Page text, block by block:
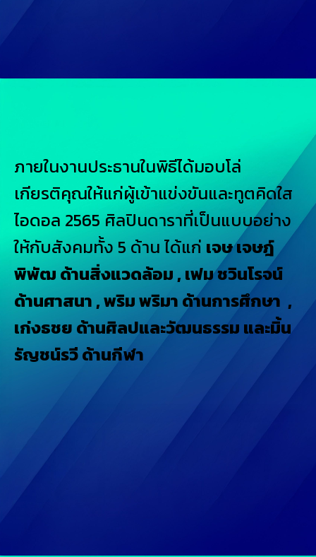
ภายในงานประธานในพิธีได้มอบโล่
เกียรติคุณให้แก่ผู้เข้าแข่งขันและทูตคิดใส
ไอดอล 2565 ศิลปินดาราที่เป็นแบบอย่าง
ให้กับสังคมทั้ง 5 ด้าน ได้แก่ เจษ เจษฎ์
พิพัฒ ด้านสิ่งแวดล้อม , เฟม ชวินโรจน์
ด้านศาสนา , พริม พริมา ด้านการศึกษา ,
เก่งธชย ด้านศิลปและวัฒนธรรม และมิ้น
รัญชน์รวี ด้านกีฬา